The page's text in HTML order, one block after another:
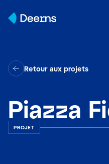
Retour aux projets
Piazza
PROJET